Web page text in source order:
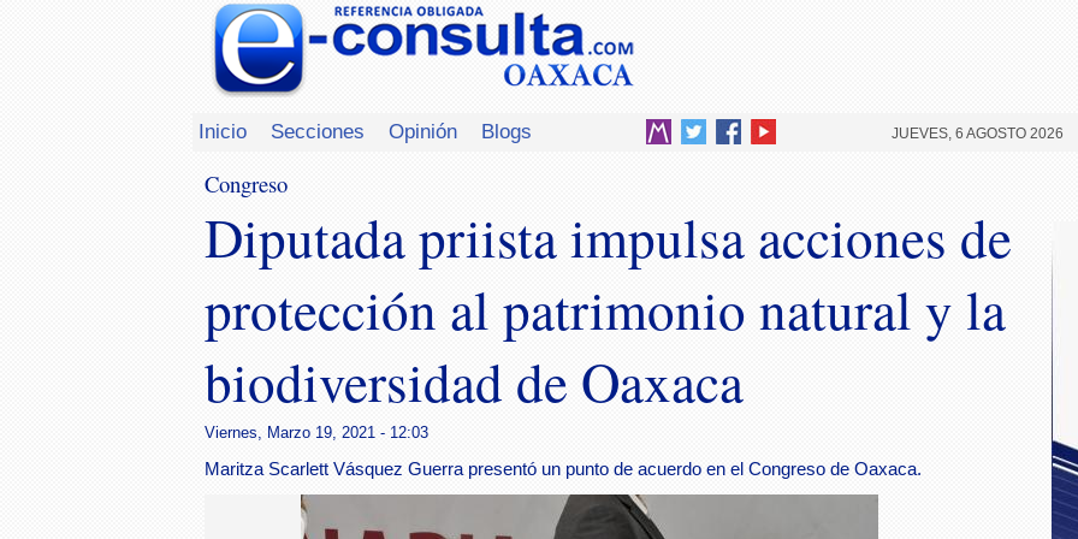
Inicio Secciones Opinión Blogs JUEVES, 6 AGOSTO 2026
Congreso
Diputada priista impulsa acciones de
protección al patrimonio natural y la
biodiversidad de Oaxaca
Viernes, Marzo 19, 2021 - 12:03
Maritza Scarlett Vásquez Guerra presentó un punto de acuerdo en el Congreso de Oaxaca.